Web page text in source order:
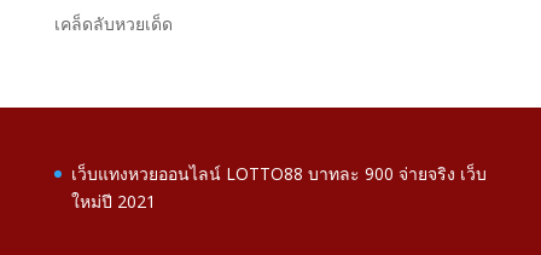
เคล็ดลับหวยเด็ด
เว็บแทงหวยออนไลน์ LOTTO88 บาทละ 900 จ่ายจริง เว็บ
ใหม่ปี 2021